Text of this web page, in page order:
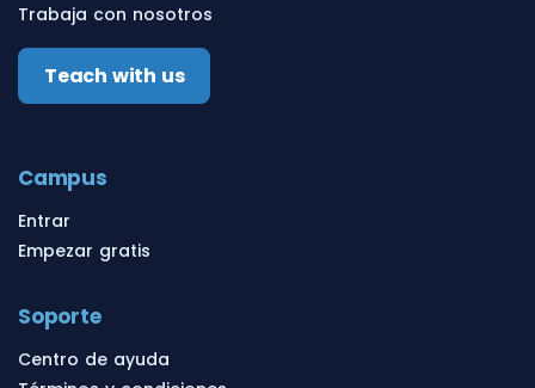
Trabaja con nosotros
Teach with us
Campus
Entrar
Empezar gratis
Soporte
Centro de ayuda